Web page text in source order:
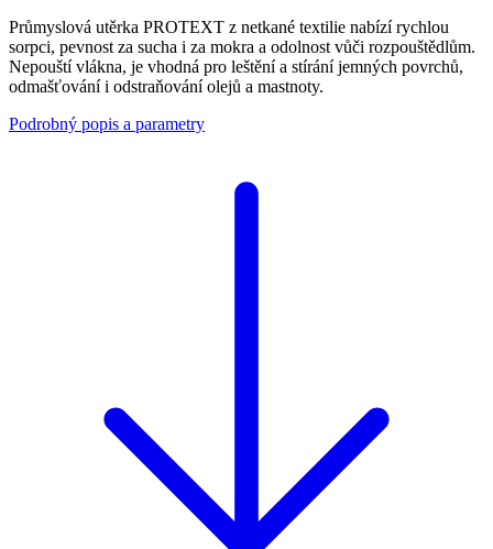
Průmyslová utěrka PROTEXT z netkané textilie nabízí rychlou
sorpci, pevnost za sucha i za mokra a odolnost vůči rozpouštědlům.
Nepouští vlákna, je vhodná pro leštění a stírání jemných povrchů,
odmašťování i odstraňování olejů a mastnoty.
Podrobný popis a parametry